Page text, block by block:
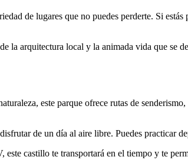
de lugares que no puedes perderte. Si
la arquitectura local y la animada vida que se
este parque ofrece rutas de
de un día al aire libre. Puedes practicar
castillo te transportará en el tiempo y te